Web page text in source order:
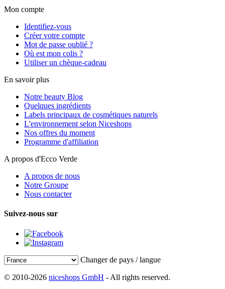
Mon compte
Identifiez-vous
Créer votre compte
Mot de passe oublié ?
Où est mon colis ?
Utiliser un chèque-cadeau
En savoir plus
Notre beauty Blog
Quelques ingrédients
Labels principaux de cosmétiques naturels
L'environnement selon Niceshops
Nos offres du moment
Programme d'affiliation
A propos d'Ecco Verde
A propos de nous
Notre Groupe
Nous contacter
Suivez-nous sur
Changer de pays / langue
© 2010-2026 niceshops GmbH - All rights reserved.